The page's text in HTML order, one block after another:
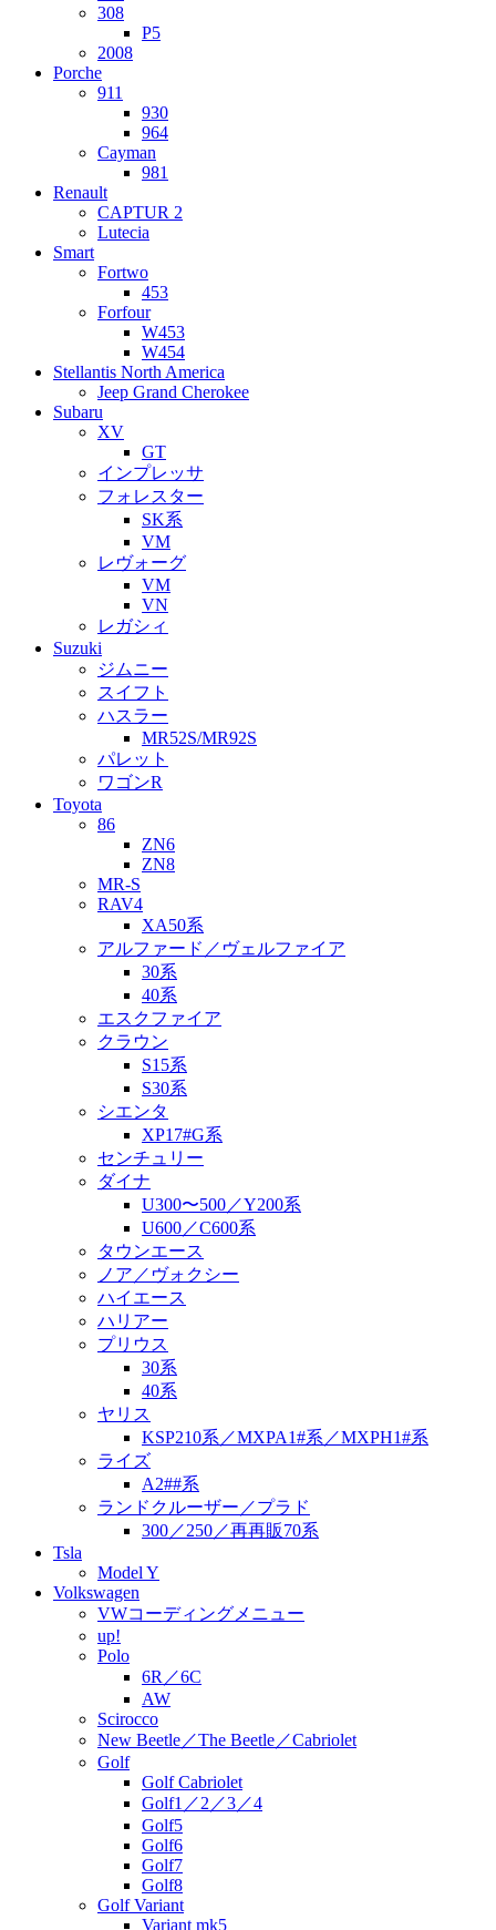
308
P5
2008
Porche
911
930
964
Cayman
981
Renault
CAPTUR 2
Lutecia
Smart
Fortwo
453
Forfour
W453
W454
Stellantis North America
Jeep Grand Cherokee
Subaru
XV
GT
インプレッサ
フォレスター
SK系
VM
レヴォーグ
VM
VN
レガシィ
Suzuki
ジムニー
スイフト
ハスラー
MR52S/MR92S
パレット
ワゴンR
Toyota
86
ZN6
ZN8
MR-S
RAV4
XA50系
アルファード／ヴェルファイア
30系
40系
エスクファイア
クラウン
S15系
S30系
シエンタ
XP17#G系
センチュリー
ダイナ
U300〜500／Y200系
U600／C600系
タウンエース
ノア／ヴォクシー
ハイエース
ハリアー
プリウス
30系
40系
ヤリス
KSP210系／MXPA1#系／MXPH1#系
ライズ
A2##系
ランドクルーザー／プラド
300／250／再再販70系
Tsla
Model Y
Volkswagen
VWコーディングメニュー
up!
Polo
6R／6C
AW
Scirocco
New Beetle／The Beetle／Cabriolet
Golf
Golf Cabriolet
Golf1／2／3／4
Golf5
Golf6
Golf7
Golf8
Golf Variant
Variant mk5